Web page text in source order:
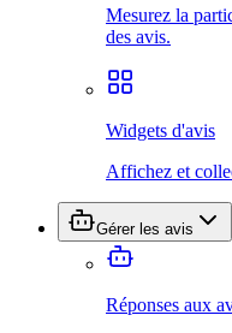
Mesurez la
des avis.
Widgets d'avis
Affichez et
Gérer les avis
Réponses aux